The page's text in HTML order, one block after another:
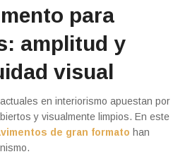
para
amplitud y
visual
en interiorismo apuestan por
y visualmente limpios. En este
de gran formato han